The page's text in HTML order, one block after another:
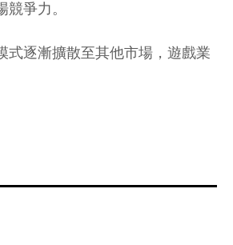
爭力。
式逐漸擴散至其他市場，遊戲業